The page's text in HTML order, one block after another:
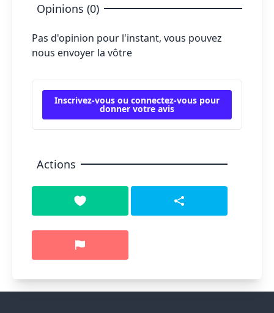
Opinions (0)
Pas d'opinion pour l'instant, vous pouvez
nous envoyer la vôtre
Inscrivez-vous ou connectez-vous pour
donner votre avis
Actions